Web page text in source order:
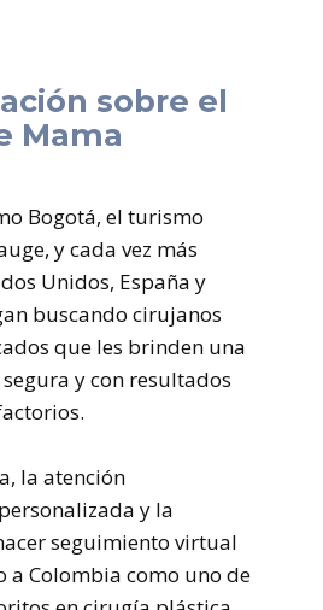
sobre el
Mama
Bogotá, el turismo
y cada vez más
Unidos, España y
buscando cirujanos
que les brinden una
y con resultados
la atención
y la
seguimiento virtual
a Colombia como uno de